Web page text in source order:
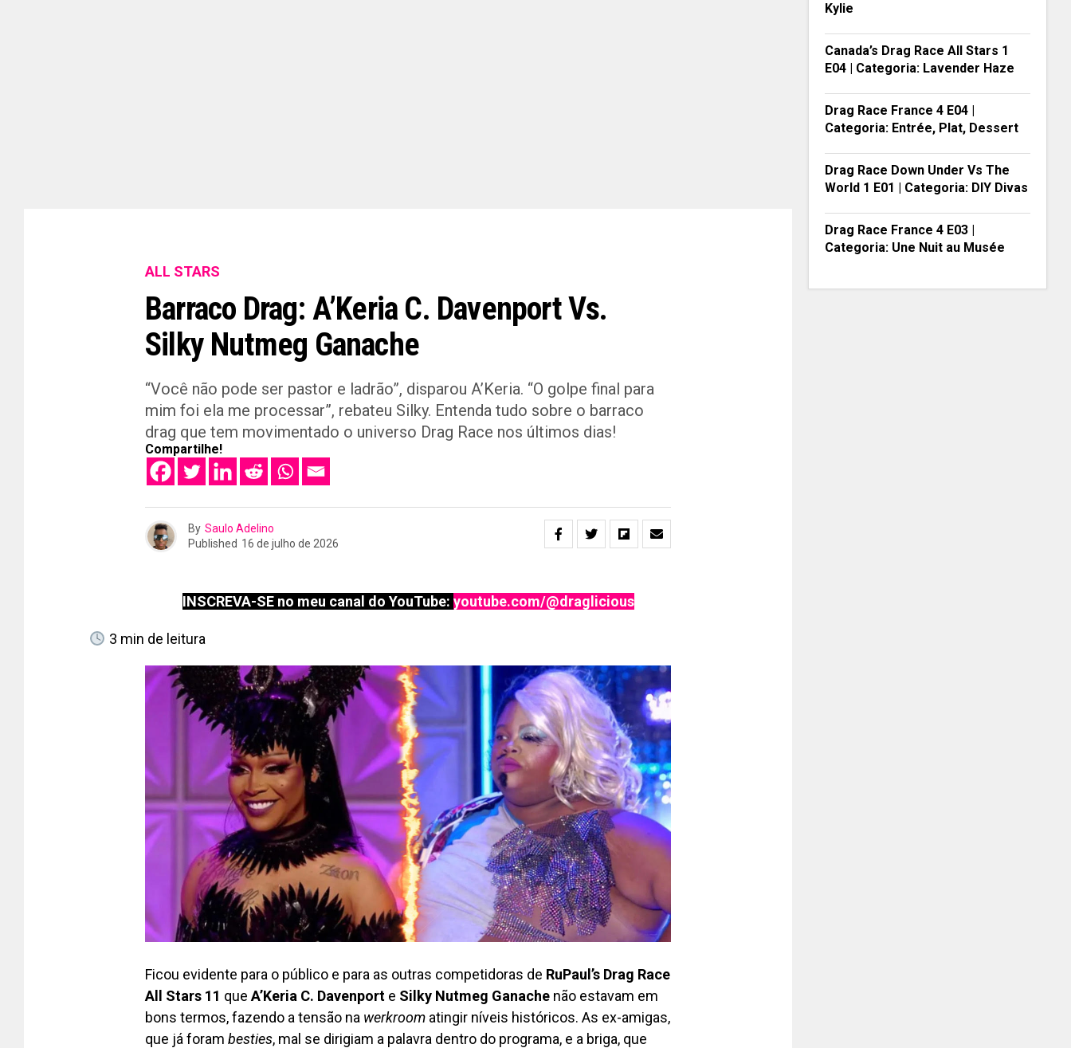
ALL STARS
Barraco Drag: A’Keria C. Davenport Vs.
Silky Nutmeg Ganache
“Você não pode ser pastor e ladrão”, disparou A’Keria. “O golpe final para
mim foi ela me processar”, rebateu Silky. Entenda tudo sobre o barraco
drag que tem movimentado o universo Drag Race nos últimos dias!
Compartilhe!
By Saulo Adelino
Published 16 de julho de 2026
INSCREVA-SE no meu canal do YouTube: youtube.com/@draglicious
3 min de leitura
Ficou evidente para o público e para as outras competidoras de RuPaul’s Drag Race
All Stars 11 que A’Keria C. Davenport e Silky Nutmeg Ganache não estavam em
bons termos, fazendo a tensão na werkroom atingir níveis históricos. As ex-amigas,
que já foram besties, mal se dirigiam a palavra dentro do programa, e a briga, que
Kylie
Canada’s Drag Race All Stars 1
E04 | Categoria: Lavender Haze
Drag Race France 4 E04 |
Categoria: Entrée, Plat, Dessert
Drag Race Down Under Vs The
World 1 E01 | Categoria: DIY Divas
Drag Race France 4 E03 |
Categoria: Une Nuit au Musée